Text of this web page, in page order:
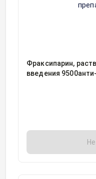
Фраксипарин,
введения